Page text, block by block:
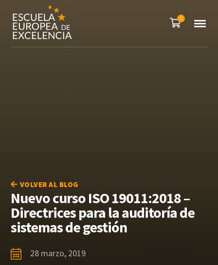
0
VOLVER AL BLOG
Nuevo curso ISO 19011:2018 –
Directrices para la auditoría de
sistemas de gestión
28 marzo, 2019